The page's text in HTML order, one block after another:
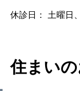
休診日： 土曜日
住まい